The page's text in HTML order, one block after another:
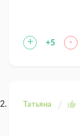
+ +5 -
Татьяна